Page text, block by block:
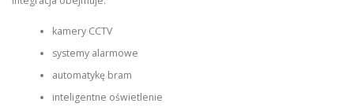
kamery CCTV
systemy alarmowe
automatykę bram
inteligentne oświetlenie